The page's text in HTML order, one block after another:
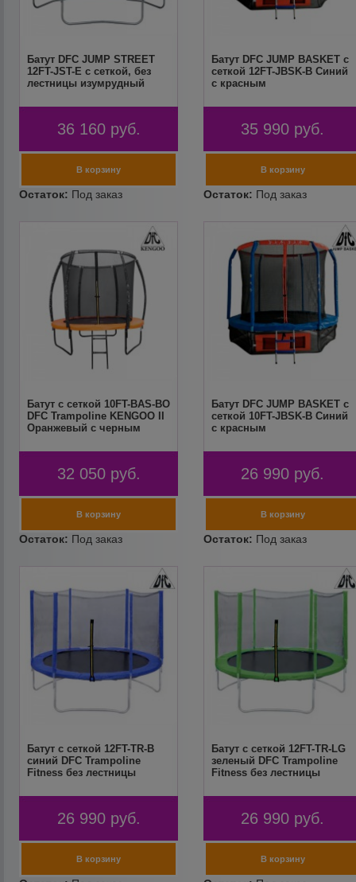
Батут DFC JUMP STREET
12FT-JST-E c сеткой, без
лестницы изумрудный
36 160 руб.
Батут DFC JUMP BASKET с
сеткой 12FT-JBSK-B Синий
с красным
35 990 руб.
Батут с сеткой 10FT-BAS-BO
DFC Trampoline KENGOO II
Оранжевый с черным
32 050 руб.
Батут DFC JUMP BASKET с
сеткой 10FT-JBSK-B Синий
с красным
26 990 руб.
Батут с сеткой 12FT-TR-B
синий DFC Trampoline
Fitness без лестницы
26 990 руб.
Батут с сеткой 12FT-TR-LG
зеленый DFC Trampoline
Fitness без лестницы
26 990 руб.